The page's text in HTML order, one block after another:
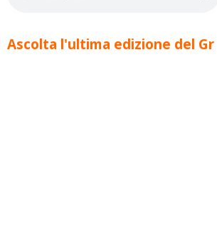
Ascolta l'ultima edizione del Gr